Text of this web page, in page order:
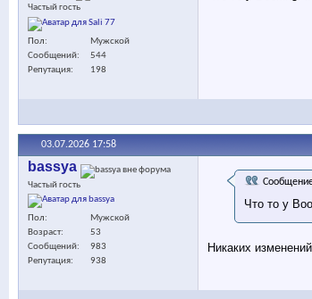
Частый гость
Пол
Мужской
Сообщений
544
Репутация
198
03.07.2026 17:58
bassya
Частый гость
Пол
Мужской
Возраст
53
Сообщений
983
Репутация
938
Что то у
Никаких